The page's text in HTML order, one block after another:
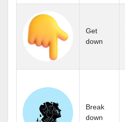
Get
down
Break
down